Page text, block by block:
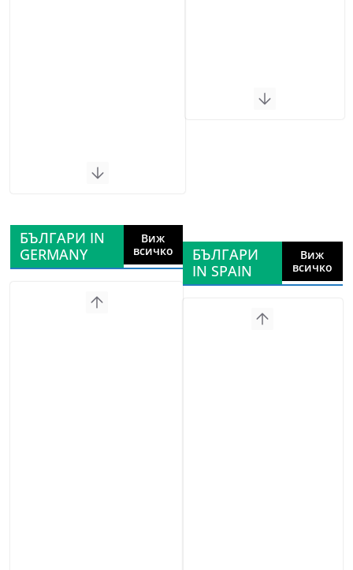
БЪЛГАРИ IN
GERMANY
Виж
всичко
БЪЛГАРИ
IN SPAIN
Виж
всичко